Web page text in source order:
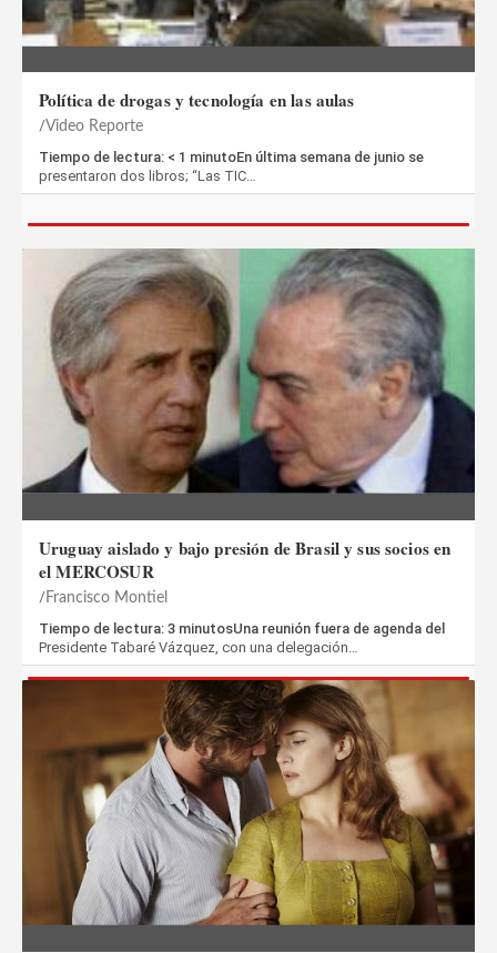
Política de drogas y tecnología en las aulas
Video Reporte
Tiempo de lectura: < 1 minutoEn última semana de junio se
presentaron dos libros; “Las TIC…
Uruguay aislado y bajo presión de Brasil y sus socios en
el MERCOSUR
Francisco Montiel
Tiempo de lectura: 3 minutosUna reunión fuera de agenda del
Presidente Tabaré Vázquez, con una delegación…